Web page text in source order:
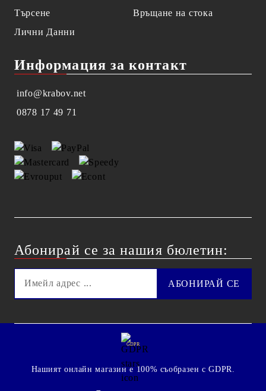
Търсене
Лични Данни
Връщане на стока
Информация за контакт
info@krabov.net
0878 17 49 71
Абонирай се за нашия бюлетин:
GDPR
Нашият онлайн магазин е 100% съобразен с GDPR.